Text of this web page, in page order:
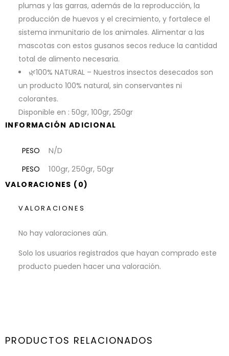
plumas y las garras, además de la reproducción, la
producción de huevos y el crecimiento, y fortalece el
sistema inmunitario de los animales. Alimentar a las
mascotas con estos gusanos secos reduce la cantidad
total de alimento necesaria.
🌿100% NATURAL – Nuestros insectos desecados son
un producto 100% natural, sin conservantes ni
colorantes.
Disponible en : 50gr, 100gr, 250gr
INFORMACIÓN ADICIONAL
PESO N/D
PESO 100gr, 250gr, 50gr
VALORACIONES (0)
VALORACIONES
No hay valoraciones aún.
Solo los usuarios registrados que hayan comprado este
producto pueden hacer una valoración.
PRODUCTOS RELACIONADOS